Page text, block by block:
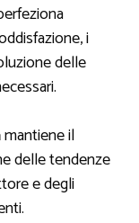
i
delle
mantiene il
delle tendenze
e degli